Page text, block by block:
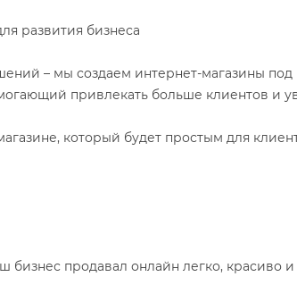
развития бизнеса
– мы создаем интернет-магазины
привлекать больше клиентов и
который будет простым для
бизнес продавал онлайн легко, красиво